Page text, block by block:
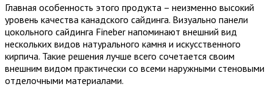
Главная особенность этого продукта – неизменно высокий
уровень качества канадского сайдинга. Визуально панели
цокольного сайдинга Fineber напоминают внешний вид
нескольких видов натурального камня и искусственного
кирпича. Такие решения лучше всего сочетается своим
внешним видом практически со всеми наружными стеновыми
отделочными материалами.